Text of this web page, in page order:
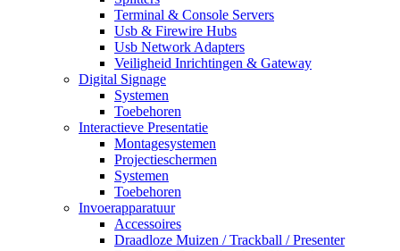
Terminal & Console Servers
Usb & Firewire Hubs
Usb Network Adapters
Veiligheid Inrichtingen & Gateway
Digital Signage
Systemen
Toebehoren
Interactieve Presentatie
Montagesystemen
Projectieschermen
Systemen
Toebehoren
Invoerapparatuur
Accessoires
Draadloze Muizen / Trackball / Presenter